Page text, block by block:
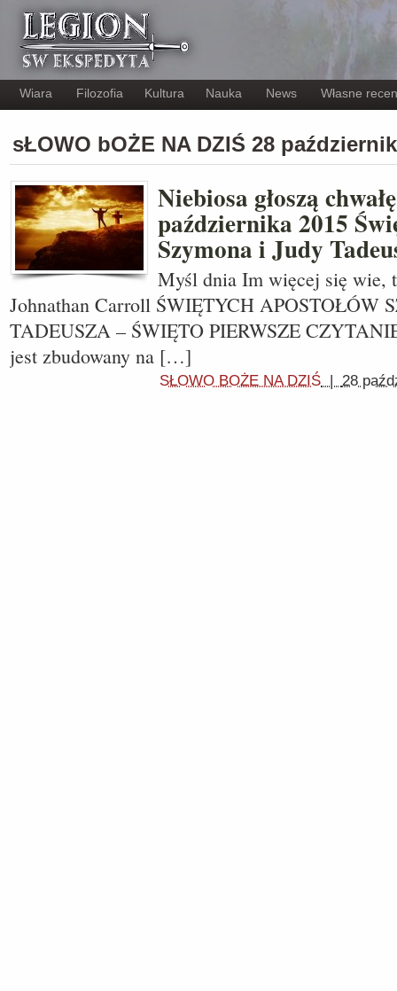
Wiara Filozofia Kultura Nauka News Własne
sŁOWO bOŻE NA DZIŚ 28
Niebiosa głoszą
października 2015
Szymona i Judy
Myśl dnia Im więcej się wie,
Johnathan Carroll ŚWIĘTYCH APOSTOŁÓW
TADEUSZA – ŚWIĘTO PIERWSZE
jest zbudowany na […]
SŁOWO BOŻE NA DZIŚ | 28